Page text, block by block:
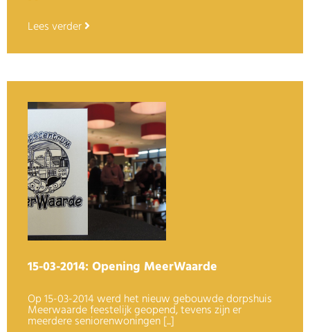
Lees verder
15-03-2014: Opening MeerWaarde
Op 15-03-2014 werd het nieuw gebouwde dorpshuis
Meerwaarde feestelijk geopend, tevens zijn er
meerdere seniorenwoningen [...]